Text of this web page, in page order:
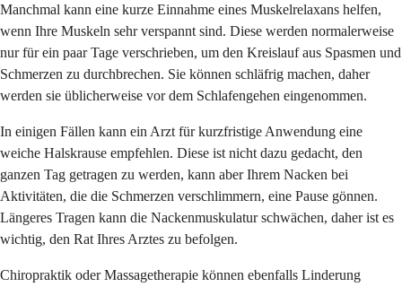
Manchmal kann eine kurze Einnahme eines Muskelrelaxans helfen,
wenn Ihre Muskeln sehr verspannt sind. Diese werden normalerweise
nur für ein paar Tage verschrieben, um den Kreislauf aus Spasmen und
Schmerzen zu durchbrechen. Sie können schläfrig machen, daher
werden sie üblicherweise vor dem Schlafengehen eingenommen.
In einigen Fällen kann ein Arzt für kurzfristige Anwendung eine
weiche Halskrause empfehlen. Diese ist nicht dazu gedacht, den
ganzen Tag getragen zu werden, kann aber Ihrem Nacken bei
Aktivitäten, die die Schmerzen verschlimmern, eine Pause gönnen.
Längeres Tragen kann die Nackenmuskulatur schwächen, daher ist es
wichtig, den Rat Ihres Arztes zu befolgen.
Chiropraktik oder Massagetherapie können ebenfalls Linderung